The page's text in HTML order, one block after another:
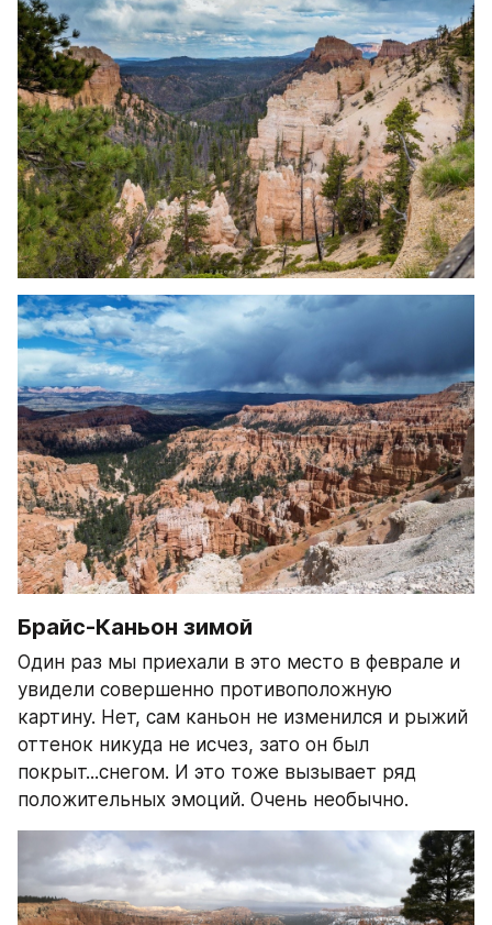
Брайс-Каньон зимой
Один раз мы приехали в это место в феврале и
увидели совершенно противоположную
картину. Нет, сам каньон не изменился и рыжий
оттенок никуда не исчез, зато он был
покрыт...снегом. И это тоже вызывает ряд
положительных эмоций. Очень необычно.